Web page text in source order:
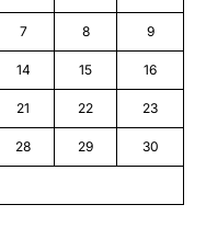
7 8 9
14 15 16
21 22 23
28 29 30